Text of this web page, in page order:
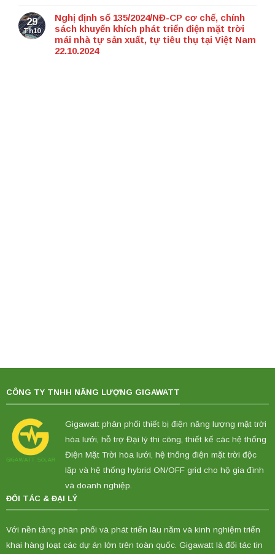
29
Th10
Nghị định số 135/2024/NĐ-CP cơ chế, chính
sách khuyến khích phát triển điện mặt trời
mái nhà tự sản xuất, tự tiêu thụ tại Việt Nam
22.10.2024
CÔNG TY TNHH NĂNG LƯỢNG GIGAWATT
Gigawatt phân phối thiết bị điện năng lượng mặt trời
hòa lưới, hỗ trợ Đại lý thi công, thiết kế các hệ thống
Điện Mặt Trời hòa lưới, hệ thống điện mặt trời độc
lập và hệ thống hybrid ON/OFF grid cho hộ gia đình
và doanh nghiệp.
ĐỐI TÁC & ĐẠI LÝ
Với nền tảng phân phối và phát triển lâu năm và kinh nghiệm triển
khai hàng loạt các dự án lớn trên toàn quốc. Gigawatt là đối tác tin